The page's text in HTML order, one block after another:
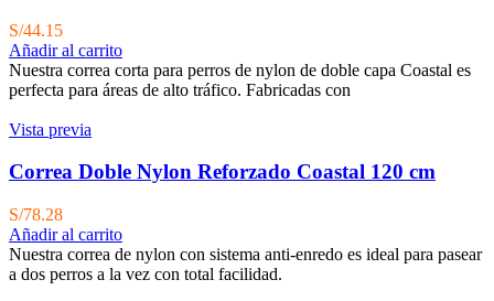
S/44.15
Añadir al carrito
Nuestra correa corta para perros de nylon de doble capa Coastal es
perfecta para áreas de alto tráfico. Fabricadas con
Vista previa
Correa Doble Nylon Reforzado Coastal 120 cm
S/78.28
Añadir al carrito
Nuestra correa de nylon con sistema anti-enredo es ideal para pasear
a dos perros a la vez con total facilidad.